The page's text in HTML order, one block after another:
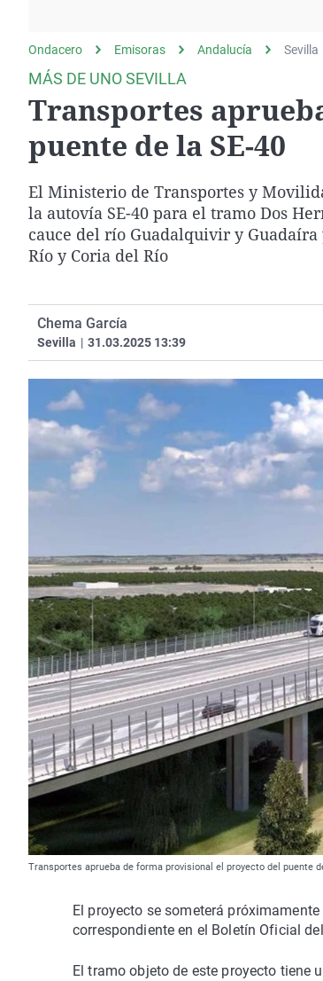
gato
Operación Viuda
Negra
Ondacero Emisoras Andalucía Sevilla
MÁS DE UNO SEVILLA
Transportes
puente de la SE-40
El Ministerio de Transportes y
la autovía SE-40 para el tramo Dos
cauce del río Guadalquivir y
Río y Coria del Río
Chema García
Sevilla | 31.03.2025 13:39
Transportes aprueba de forma provisional el proyecto del puente
El proyecto se someterá
correspondiente en el Boletín Oficial
El tramo objeto de este proyecto tiene